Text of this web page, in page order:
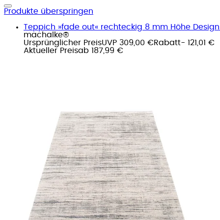
Produkte überspringen
Teppich »fade out« rechteckig 8 mm Höhe
machalke®
Ursprünglicher PreisUVP 309,00 €Rabatt- 121,01 €
Aktueller Preisab 187,99 €